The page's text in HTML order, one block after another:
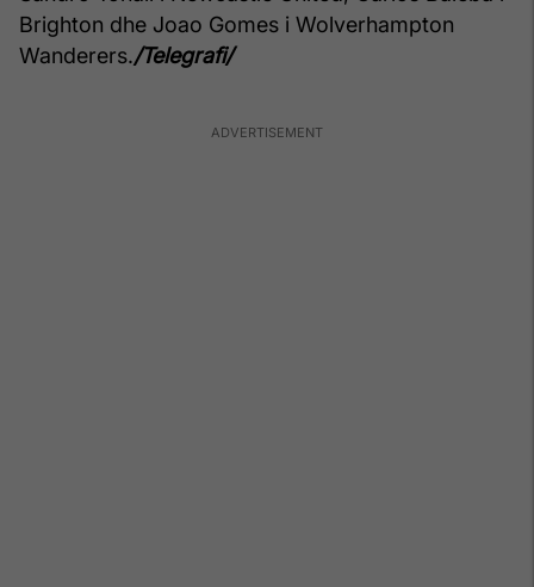
Brighton dhe Joao Gomes i Wolverhampton
Wanderers./Telegrafi/